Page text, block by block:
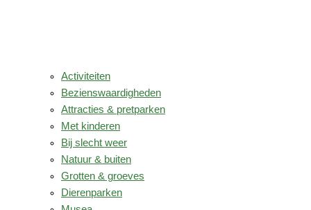
Activiteiten
Bezienswaardigheden
Attracties & pretparken
Met kinderen
Bij slecht weer
Natuur & buiten
Grotten & groeves
Dierenparken